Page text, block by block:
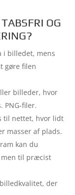
OG
i billedet, mens
gøre filen
billeder, hvor
PNG-filer.
til nettet, hvor lidt
masser af plads.
kan du
men til præcist
der